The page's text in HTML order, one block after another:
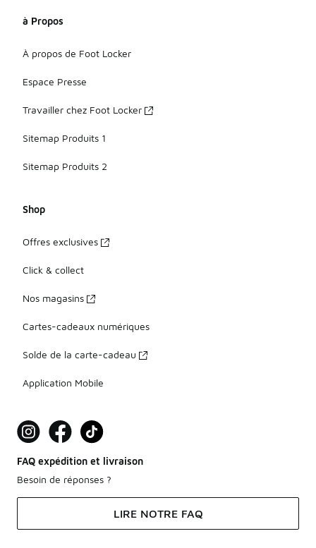
à Propos
À propos de Foot Locker
Espace Presse
Travailler chez Foot Locker
Sitemap Produits 1
Sitemap Produits 2
Shop
Offres exclusives
Click & collect
Nos magasins
Cartes-cadeaux numériques
Solde de la carte-cadeau
Application Mobile
FAQ expédition et livraison
Besoin de réponses ?
LIRE NOTRE FAQ